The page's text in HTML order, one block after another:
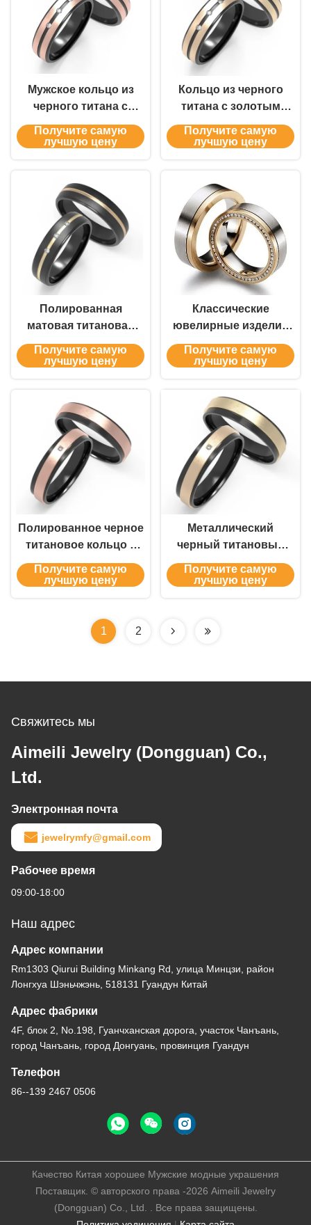
Мужское кольцо из
черного титана с
куполом,
полированное
Получите самую
лучшую цену
Кольцо из черного
титана с золотым
украшением
Получите самую
лучшую цену
Полированная
матовая титановая
свадебная лента с
цирконовым кольцом
Получите самую
лучшую цену
Классические
ювелирные изделия
из титана для мужчин
с
обручальными
кольцами
Получите самую
лучшую цену
Полированное черное
титановое кольцо с
цирконом,
установленное в
царапинам
Получите самую
лучшую цену
Металлический
черный титановый
кольцо набор IP
золото пары циркон
Получите самую
лучшую цену
1 2
Свяжитесь мы
Aimeili Jewelry (Dongguan) Co.,
Ltd.
Электронная почта
jewelrymfy@gmail.com
Рабочее время
09:00-18:00
Наш адрес
Адрес компании
Rm1303 Qiurui Building Minkang Rd, улица Минцзи, район
Лонгхуа Шэньчжэнь, 518131 Гуандун Китай
Адрес фабрики
4F, блок 2, No.198, Гуанчханская дорога, участок Чанъань,
город Чанъань, город Донгуань, провинция Гуандун
Телефон
86--139 2467 0506
Качество Китая хорошее Мужские модные украшения
Поставщик. © авторского права -2026 Aimeili Jewelry
(Dongguan) Co., Ltd. . Все права защищены.